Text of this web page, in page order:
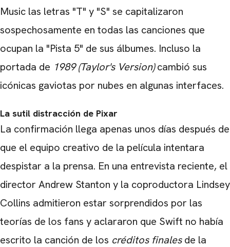
Music las letras "T" y "S" se capitalizaron
sospechosamente en todas las canciones que
ocupan la "Pista 5" de sus álbumes. Incluso la
portada de 1989 (Taylor's Version)cambió sus
icónicas gaviotas por nubes en algunas interfaces.
La sutil distracción de Pixar
La confirmación llega apenas unos días después de
que el equipo creativo de la película intentara
despistar a la prensa. En una entrevista reciente, el
director Andrew Stanton y la coproductora Lindsey
Collins admitieron estar sorprendidos por las
teorías de los fans y aclararon que Swift no había
escrito la canción de los créditos finalesde la